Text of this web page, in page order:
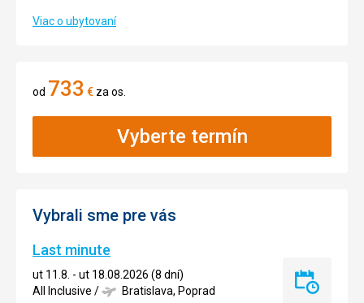
Viac o ubytovaní
od 733 € za os.
Vyberte termín
Vybrali sme pre vás
Last minute
ut 11.8. - ut 18.08.2026 (8 dní)
All Inclusive / Bratislava, Poprad
Last